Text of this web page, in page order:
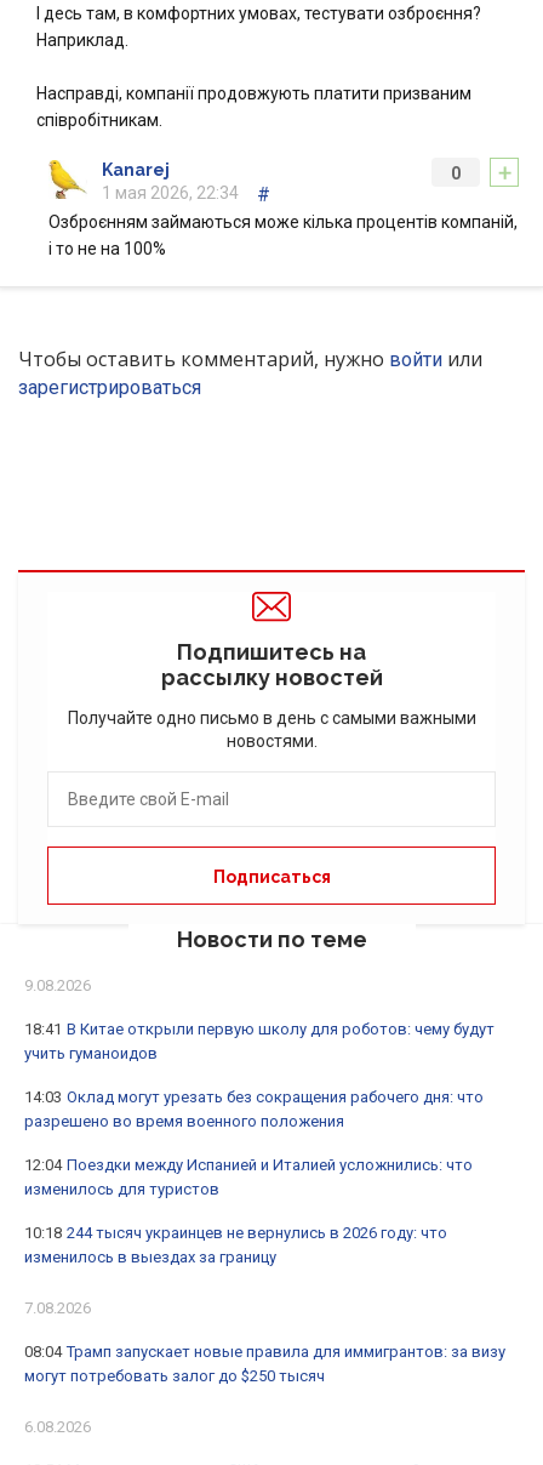
І десь там, в комфортних умовах, тестувати озброєння?
Наприклад.
Насправді, компанії продовжують платити призваним
співробітникам.
+
0
Kanarej
1 мая 2026, 22:34
#
Озброєнням займаються може кілька процентів компаній,
і то не на 100%
Чтобы оставить комментарий, нужно войти или
зарегистрироваться
Подпишитесь на
рассылку новостей
Получайте одно письмо в день с самыми важными
новостями.
Новости по теме
9.08.2026
18:41 В Китае открыли первую школу для роботов: чему будут
учить гуманоидов
14:03 Оклад могут урезать без сокращения рабочего дня: что
разрешено во время военного положения
12:04 Поездки между Испанией и Италией усложнились: что
изменилось для туристов
10:18 244 тысяч украинцев не вернулись в 2026 году: что
изменилось в выездах за границу
7.08.2026
08:04 Трамп запускает новые правила для иммигрантов: за визу
могут потребовать залог до $250 тысяч
6.08.2026